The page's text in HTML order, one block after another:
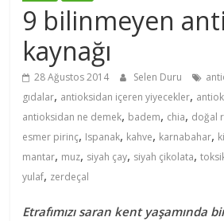
9 bilinmeyen
kaynağı
28 Ağustos 2014 Selen Duru
gıdalar, antioksidan içeren yiyecekler,
antioksidan ne demek, badem, chia, doğal
esmer pirinç, Ispanak, kahve, karnabahar,
mantar, muz, siyah çay, siyah çikolata,
yulaf, zerdeçal
Etrafımızı saran kent yaşamında